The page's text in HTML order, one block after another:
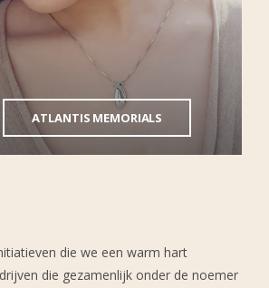
ATLANTIS MEMORIALS
die we een warm hart
die gezamenlijk onder de noemer